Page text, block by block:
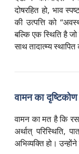
दोषरहित हो, भाव
की उत्पत्ति को
बल्कि एक स्थिति है
साथ तादात्म्य
वामन का दृष्टिकोण
वामन का मत है कि रस
अर्थात् परिस्थिति,
अभिव्यक्ति हो।